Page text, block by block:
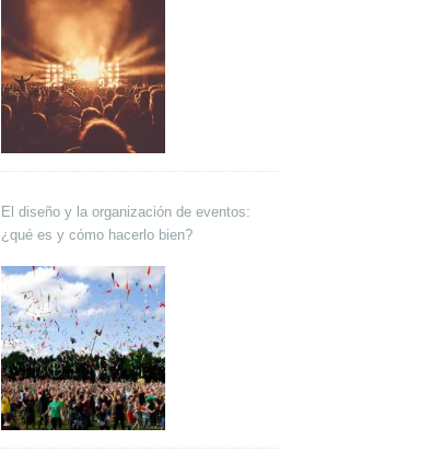
El diseño y la organización de eventos:
¿qué es y cómo hacerlo bien?